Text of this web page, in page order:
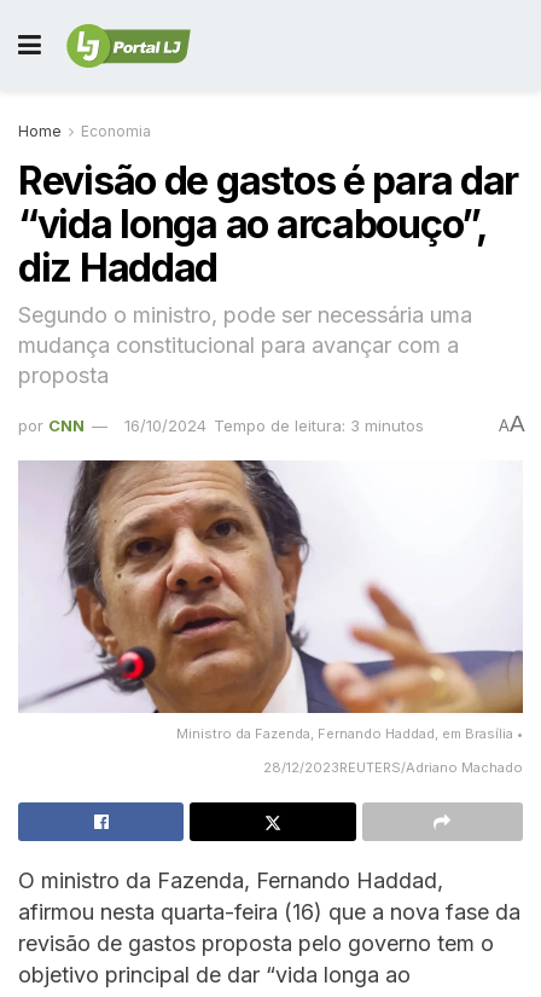
Home Economia
Revisão de gastos é para dar
“vida longa ao arcabouço”,
diz Haddad
Segundo o ministro, pode ser necessária uma
mudança constitucional para avançar com a
proposta
por CNN 16/10/2024 Tempo de leitura: 3 minutos AA
Ministro da Fazenda, Fernando Haddad, em Brasília •
28/12/2023REUTERS/Adriano Machado
O ministro da Fazenda, Fernando Haddad,
afirmou nesta quarta-feira (16) que a nova fase da
revisão de gastos proposta pelo governo tem o
objetivo principal de dar “vida longa ao